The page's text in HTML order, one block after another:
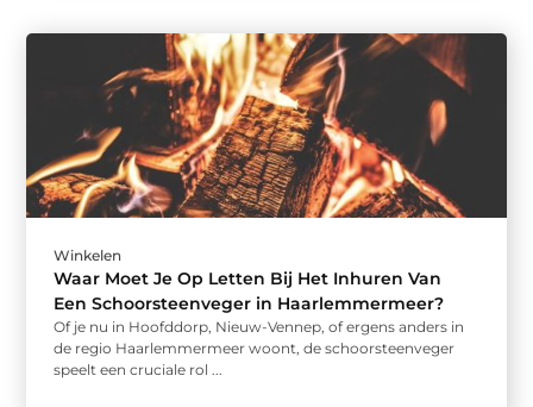
Winkelen
Waar Moet Je Op Letten Bij Het Inhuren Van
Een Schoorsteenveger in Haarlemmermeer?
Of je nu in Hoofddorp, Nieuw-Vennep, of ergens anders in
de regio Haarlemmermeer woont, de schoorsteenveger
speelt een cruciale rol ...